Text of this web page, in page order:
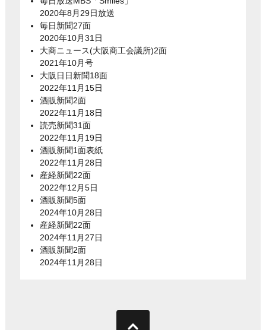
2020年8月29日放送
毎日新聞27面
2020年10月31日
大商ニュース(大阪商工会議所)2面
2021年10月号
大阪日日新聞18面
2022年11月15日
酒販新聞2面
2022年11月18日
読売新聞31面
2022年11月19日
酒販新聞1面表紙
2022年11月28日
産経新聞22面
2022年12月5日
酒販新聞5面
2024年10月28日
産経新聞22面
2024年11月27日
酒販新聞2面
2024年11月28日